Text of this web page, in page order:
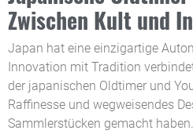
Zwischen Kult und
Japan hat eine einzigartige
Innovation mit Tradition
der japanischen Oldtimer und
Raffinesse und wegweisendes
Sammlerstücken gemacht